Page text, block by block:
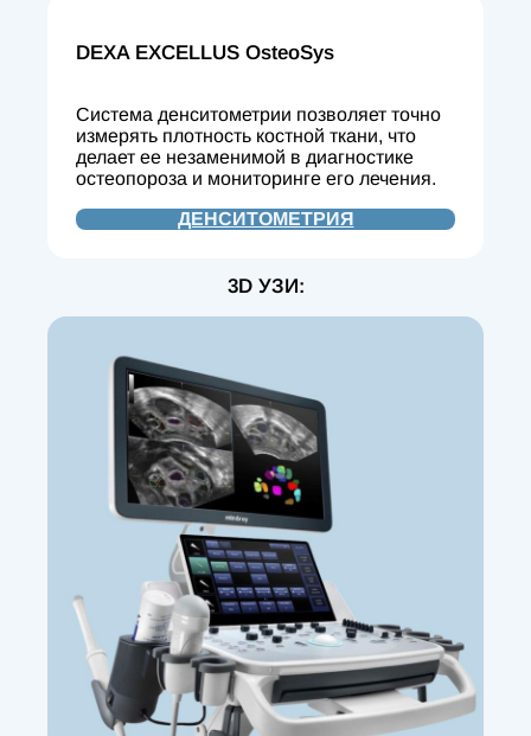
DEXA EXCELLUS OsteoSys
Система денситометрии позволяет точно
измерять плотность костной ткани, что
делает ее незаменимой в диагностике
остеопороза и мониторинге его лечения.
ДЕНСИТОМЕТРИЯ
3D УЗИ: